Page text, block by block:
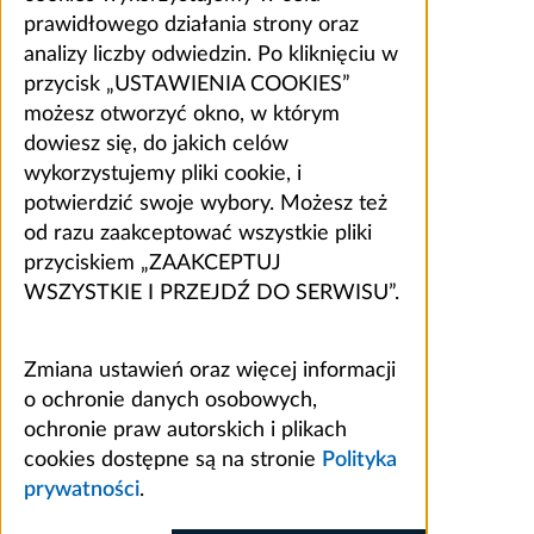
prawidłowego działania strony oraz
analizy liczby odwiedzin. Po kliknięciu w
przycisk „USTAWIENIA COOKIES”
możesz otworzyć okno, w którym
dowiesz się, do jakich celów
wykorzystujemy pliki cookie, i
potwierdzić swoje wybory. Możesz też
od razu zaakceptować wszystkie pliki
przyciskiem „ZAAKCEPTUJ
WSZYSTKIE I PRZEJDŹ DO SERWISU”.
Zmiana ustawień oraz więcej informacji
o ochronie danych osobowych,
ochronie praw autorskich i plikach
cookies dostępne są na stronie Polityka
prywatności.